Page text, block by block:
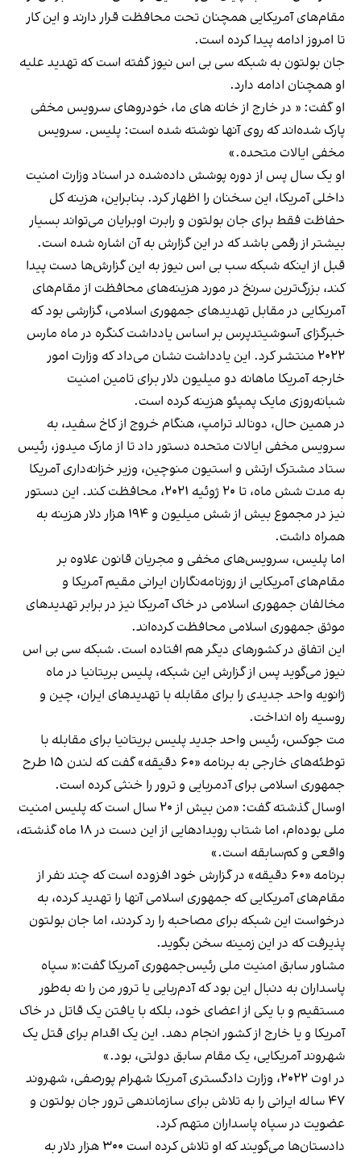
مقام‌های آمریکایی همچنان تحت محافظت قرار دارند و این کار
تا امروز ادامه پیدا کرده است.
جان بولتون به شبکه سی بی اس نیوز گفته است که تهدید علیه
او همچنان ادامه دارد.
او گفت: « در خارج از خانه ‌های ما، خودروهای سرویس مخفی
پارک شده‌اند که روی آنها نوشته شده است: پلیس. سرویس
مخفی ایالات متحده.»
او یک سال پس از دوره پوشش داده‌شده در اسناد وزارت امنیت
داخلی آمریکا، این سخنان را اظهار کرد. بنابراین، هزینه کل
حفاظت فقط برای جان بولتون و رابرت اوبرایان می‌تواند بسیار
بیشتر از رقمی باشد که در این گزارش به آن اشاره شده است.
قبل از اینکه شبکه سب بی اس نیوز به این گزارش‌ها دست پیدا
کند، بزرگ‌ترین سرنخ در مورد هزینه‌های محافظت از مقام‌های
آمریکایی در مقابل تهدیدهای جمهوری اسلامی، گزارشی بود که
خبرگزای آسوشیتدپرس بر اساس یادداشت کنگره در ماه مارس
۲۰۲۲ منتشر کرد. این یادداشت نشان می‌داد که وزارت امور
خارجه آمریکا ماهانه دو میلیون دلار برای تامین امنیت
شبانه‌روزی مایک پمپئو هزینه کرده است.
در همین حال، دونالد ترامپ، هنگام خروج از کاخ سفید، به
سرویس مخفی ایالات متحده دستور داد تا از مارک میدوز، رئیس
ستاد مشترک ارتش و استیون منوچین، وزیر خزانه‌داری آمریکا
به مدت شش ماه، تا ۲۰ ژوئیه ۲۰۲۱، محافظت کند. این دستور
نیز در مجموع بیش از شش میلیون و ۱۹۴ هزار دلار هزینه به
همراه داشت.
اما پلیس، سرویس‌های مخفی و مجریان قانون علاوه بر
مقام‌های آمریکایی از روزنامه‌نگاران ایرانی مقیم آمریکا و
مخالفان جمهوری اسلامی در خاک آمریکا نیز در برابر تهدیدهای
موثق جمهوری اسلامی محافظت کرده‌اند.
این اتفاق در کشورهای دیگر هم افتاده است. شبکه سی بی اس
نیوز می‌گوید پس از گزارش این شبکه، پلیس بریتانیا در ماه
ژانویه واحد جدیدی را برای مقابله با تهدیدهای ایران، چین و
روسیه راه انداخت.
مت جوکس، رئیس واحد جدید پلیس بریتانیا برای مقابله با
توطئه‌های خارجی به برنامه «۶۰ دقیقه» گفت که لندن ۱۵ طرح
جمهوری اسلامی برای آدمربایی و ترور را خنثی کرده است.
اوسال گذشته گفت: «من بیش از ۲۰ سال است که پلیس امنیت
ملی بوده‌ا‌م، اما شتاب رویدادهایی از این دست در ۱۸ ماه گذشته،
واقعی و کم‌سابقه است.»
برنامه «۶۰ دقیقه» در گزارش خود افزوده است که چند نفر از
مقام‌های آمریکایی‌ که جمهوری اسلامی آنها را تهدید کرده، به
درخواست این شبکه برای مصاحبه را رد کردند، اما جان بولتون
پذیرفت که در این زمینه سخن بگوید.
مشاور سابق امنیت ملی رئیس‌جمهوری آمریکا گفت:« سپاه
پاسداران به دنبال این بود که آدم‌ربایی یا ترور من را نه به‌طور
مستقیم و با یکی از اعضای خود، بلکه با یافتن یک قاتل در خاک
آمریکا و یا خارج از کشور انجام دهد. این یک اقدام برای قتل یک
شهروند آمریکایی، یک مقام سابق دولتی، بود.»
در اوت ۲۰۲۲، وزارت دادگستری آمریکا شهرام پورصفی، شهروند
۴۷ ساله ایرانی را به تلاش برای سازماندهی ترور جان بولتون و
عضویت در سپاه پاسداران متهم کرد.
دادستان‌ها می‌گویند که او تلاش کرده است ۳۰۰ هزار دلار به